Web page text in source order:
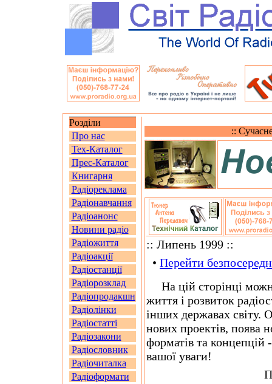
Розділи
Про нас
Тех-Каталог
Прес-Каталог
Книгарня
Радіореклама
Радіонавчання
Радіоанонс
Новини радіо
Радіожиття
Радіоакції
Радіостанції
Радіорозклад
Радіопродакшн
Радіолінки
Радіостатті
Радіозакони
Радіословник
Радіочиталка
Радіоформати
::
:: Липень 1999 ::
• Перейти
На цій сторінці
життя і розвиток
інших державах світу.
нових проектів, поява
форматів та концепцій
вашої уваги!